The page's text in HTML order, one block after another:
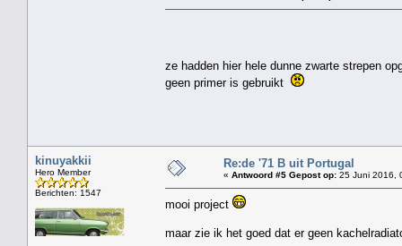
ze hadden hier hele dunne zwarte strepen
geen primer is gebruikt
kinuyakkii
Hero Member
Berichten: 1547
Re:de '71 B uit Portugal
« Antwoord #5 Gepost op: 25 Juni 2016,
mooi project
maar zie ik het goed dat er geen